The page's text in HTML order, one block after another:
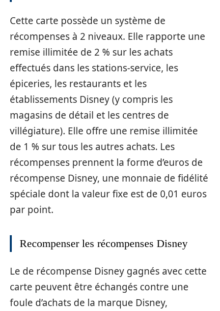
Cette carte possède un système de
récompenses à 2 niveaux. Elle rapporte une
remise illimitée de 2 % sur les achats
effectués dans les stations-service, les
épiceries, les restaurants et les
établissements Disney (y compris les
magasins de détail et les centres de
villégiature). Elle offre une remise illimitée
de 1 % sur tous les autres achats. Les
récompenses prennent la forme d’euros de
récompense Disney, une monnaie de fidélité
spéciale dont la valeur fixe est de 0,01 euros
par point.
Recompenser les récompenses Disney
Le de récompense Disney gagnés avec cette
carte peuvent être échangés contre une
foule d’achats de la marque Disney,